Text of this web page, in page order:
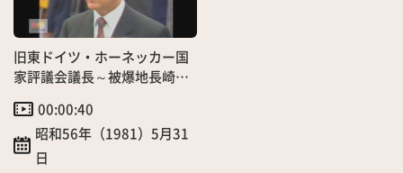
旧東ドイツ・ホーネッカー国
家評議会議長～被爆地長崎訪
00:00:40
昭和56年（1981）5月31
日